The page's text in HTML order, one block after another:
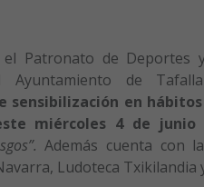
Patronato de Deportes
Ayuntamiento de
sensibilización en
miércoles 4 de junio
Además cuenta con
Ludoteca Txikilandia